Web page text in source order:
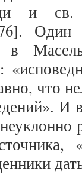
и св.
Один
в
что
И